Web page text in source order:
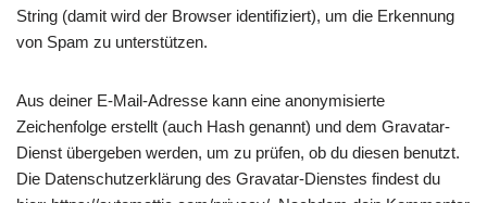
String (damit wird der Browser identifiziert), um die Erkennung
von Spam zu unterstützen.
Aus deiner E-Mail-Adresse kann eine anonymisierte
Zeichenfolge erstellt (auch Hash genannt) und dem Gravatar-
Dienst übergeben werden, um zu prüfen, ob du diesen benutzt.
Die Datenschutzerklärung des Gravatar-Dienstes findest du